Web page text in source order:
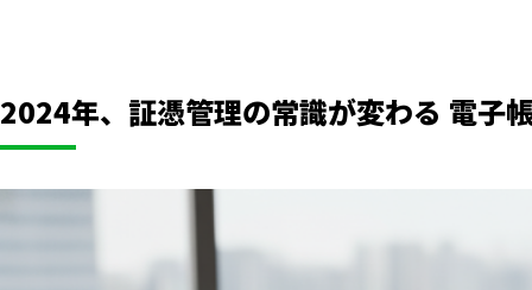
2024年、証憑管理の常識が変わる 電子